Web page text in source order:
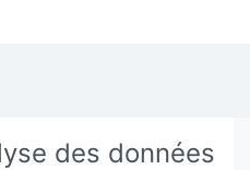
des données